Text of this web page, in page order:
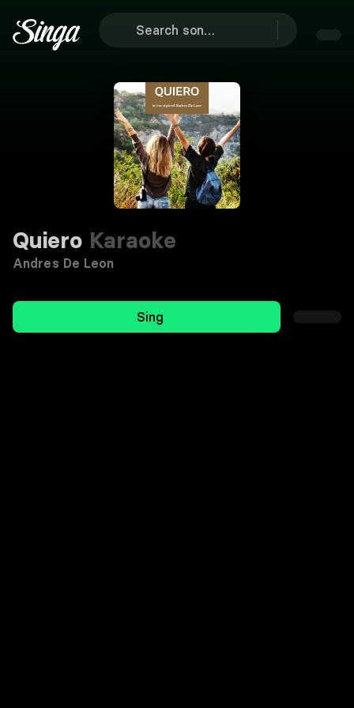
Quiero Karaoke
Andres De Leon
Sing